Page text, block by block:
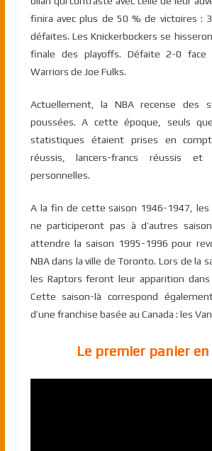
finira avec plus de 50 % de victoires :
défaites. Les Knickerbockers se
finale des playoffs. Défaite 2-0 face
Warriors de Joe Fulks.
Actuellement, la NBA recense des
poussées. A cette époque, seuls
statistiques étaient prises en
réussis, lancers-francs réussis
personnelles.
A la fin de cette saison 1946-1947, les
ne participeront pas à d’autres
attendre la saison 1995-1996 pour
NBA dans la ville de Toronto. Lors de la
les Raptors feront leur apparition dans
Cette saison-là correspond
d’une franchise basée au Canada : les
Le premier panier en